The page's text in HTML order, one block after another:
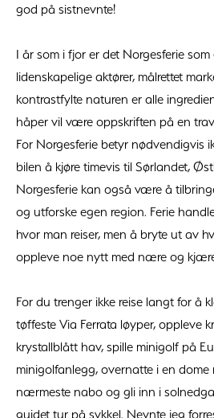
god på sistnevnte!
I år som i fjor er det Norgesferie
lidenskapelige aktører, målrettet
kontrastfylte naturen er alle
håper vil være oppskriften på en
For Norgesferie betyr nødvendigvis
bilen å kjøre timevis til Sørlandet,
Norgesferie kan også være å
og utforske egen region. Ferie
hvor man reiser, men å bryte ut av
oppleve noe nytt med nære og
For du trenger ikke reise langt for å
tøffeste Via Ferrata løyper, oppleve
krystallblått hav, spille minigolf på
minigolfanlegg, overnatte i en dome
nærmeste nabo og gli inn i
guidet tur på sykkel. Nevnte jeg